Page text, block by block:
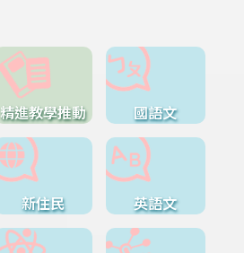
精進教學推動 國語文
新住民 英語文